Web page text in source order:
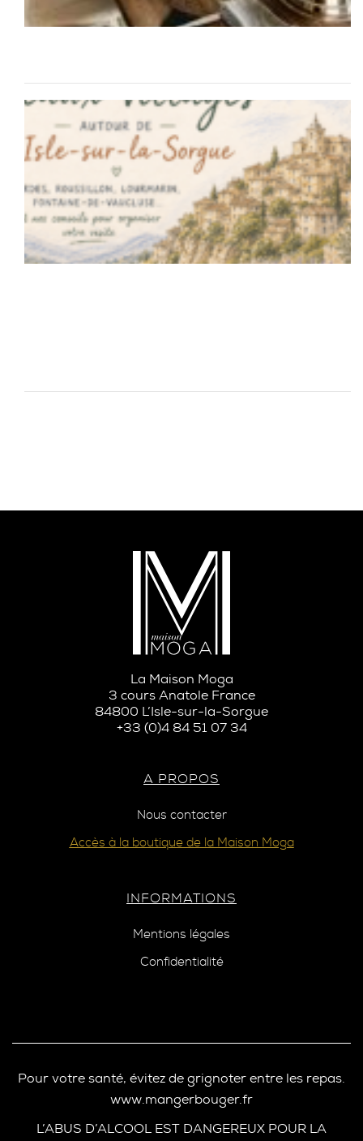
La Maison Moga
3 cours Anatole France
84800 L’Isle-sur-la-Sorgue
+33 (0)4 84 51 07 34
A PROPOS
Nous contacter
Accès à la boutique de la Maison Moga
INFORMATIONS
Mentions légales
Confidentialité
Pour votre santé, évitez de grignoter entre les repas.
www.mangerbouger.fr
L’ABUS D’ALCOOL EST DANGEREUX POUR LA